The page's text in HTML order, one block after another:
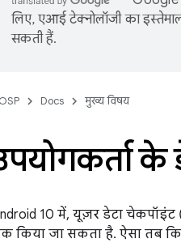
लिए, एआई टेक्नोलॉजी का
सकती हैं.
Docs मुख्य विषय
10 में, यूज़र डेटा चेकपॉइंट
किया जा सकता है. ऐसा तब